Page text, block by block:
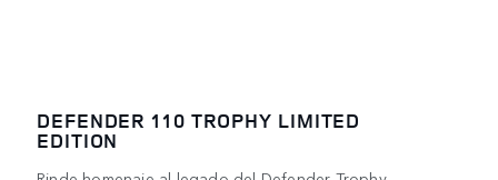
DEFENDER 110 TROPHY LIMITED
EDITION